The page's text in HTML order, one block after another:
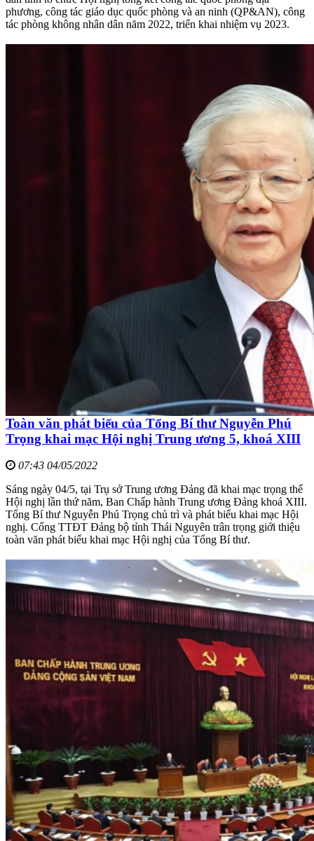
phương, công tác giáo dục quốc phòng và an ninh (QP&AN), công
tác phòng không nhân dân năm 2022, triển khai nhiệm vụ 2023.
Toàn văn phát biểu của Tổng Bí thư Nguyễn Phú
Trọng khai mạc Hội nghị Trung ương 5, khoá XIII
07:43 04/05/2022
Sáng ngày 04/5, tại Trụ sở Trung ương Đảng đã khai mạc trọng thể
Hội nghị lần thứ năm, Ban Chấp hành Trung ương Đảng khoá XIII.
Tổng Bí thư Nguyễn Phú Trọng chủ trì và phát biểu khai mạc Hội
nghị. Cổng TTĐT Đảng bộ tỉnh Thái Nguyên trân trọng giới thiệu
toàn văn phát biểu khai mạc Hội nghị của Tổng Bí thư.